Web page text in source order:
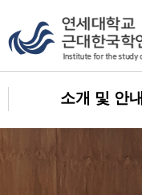
소개 및 안내